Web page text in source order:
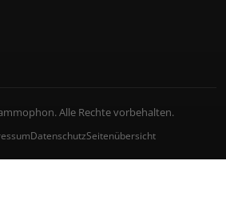
Alle Rechte vorbehalten.
DatenschutzSeitenübersicht